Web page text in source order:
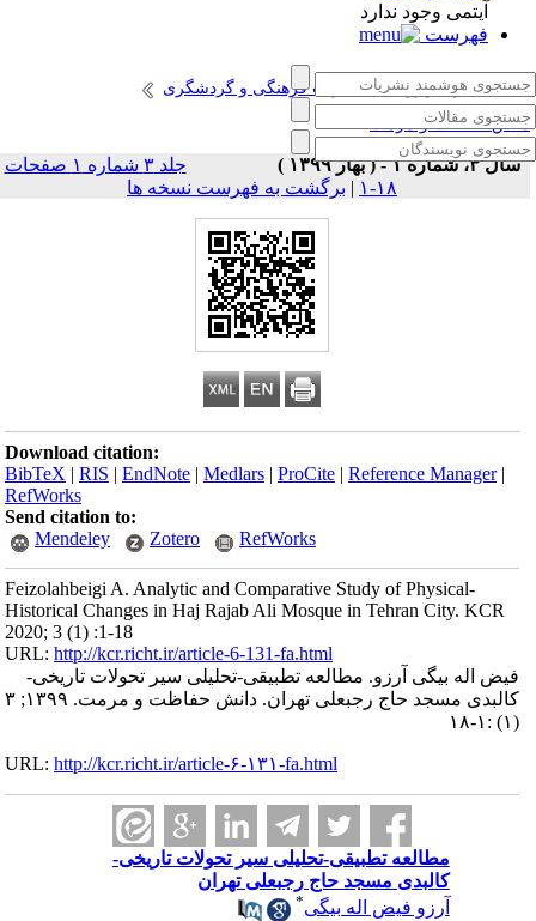
آیتمی وجود ندارد
فهرست
انتشارات پژوهشگاه میراث فرهنگی و گردشگری
حفاظت و مرمت
سال ۳، شماره ۱ - ( بهار ۱۳۹۹ )
جلد ۳ شماره ۱ صفحات
۱۸-۱
| برگشت به فهرست نسخه ها
Download citation:
BibTeX |RIS |EndNote |Medlars |ProCite |Reference Manager
RefWorks
Send citation to:
Mendeley
Zotero RefWorks
Feizolahbeigi A. Analytic and Comparative Study of Physical-
Historical Changes in Haj Rajab Ali Mosque in Tehran City. KCR
2020; 3 (1) :1-18
URL:http://kcr.richt.ir/article-6-131-fa.html
‌‌فیض ‌اله ‌بیگی آرزو. مطالعه ‌‌تطبیقی-تحلیلی ‌‌سیر ‌‌تحولات ‌‌تاریخی-
کالبدی ‌‌مسجد ‌‌حاج ‌‌رجبعلی ‌‌تهران. دانش حفاظت و مرمت. ۱۳۹۹; ۳
URL:http://kcr.richt.ir/article-۶-۱۳۱-fa.html
مطالعه ‌‌تطبیقی-تحلیلی ‌‌سیر ‌‌تحولات ‌‌تاریخی-
کالبدی ‌‌مسجد ‌‌حاج ‌‌رجبعلی ‌‌تهران
آرزو ‌‌فیض ‌اله ‌بیگی